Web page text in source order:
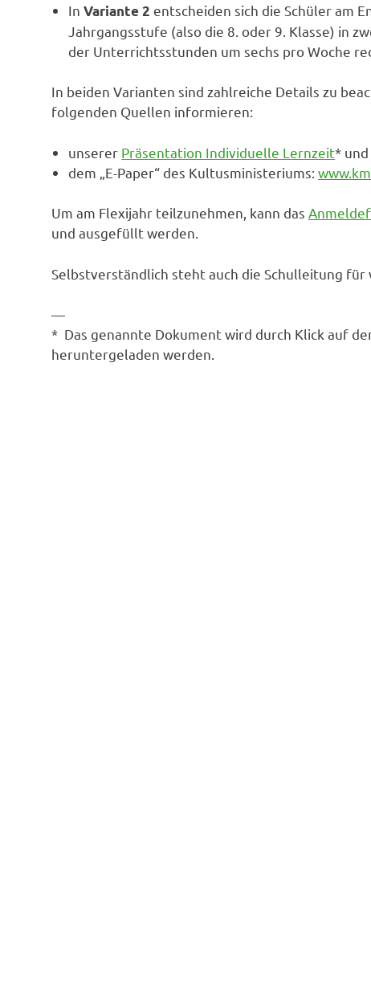
InVariante 2 entscheiden sich die Schüler am
Jahrgangsstufe (also die 8. oder 9. Klasse) in
der Unterrichtsstunden um sechs pro Woche
In beiden Varianten sind zahlreiche Details zu
folgenden Quellen informieren:
unserer Präsentation Individuelle Lernzeit* und
dem „E-Paper“ des Kultusministeriums:
Um am Flexijahr teilzunehmen, kann das
und ausgefüllt werden.
Selbstverständlich steht auch die Schulleitung
—
* Das genannte Dokument wird durch Klick auf
heruntergeladen werden.